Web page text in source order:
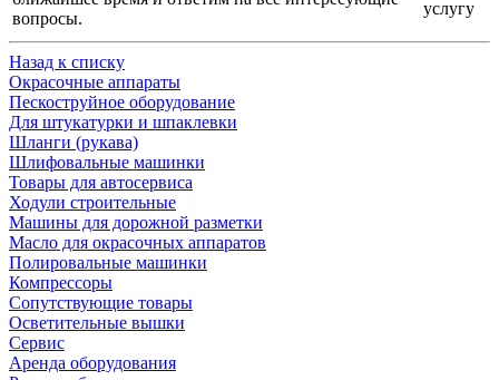
вопросы.
услугу
Назад к списку
Окрасочные аппараты
Пескоструйное оборудование
Для штукатурки и шпаклевки
Шланги (рукава)
Шлифовальные машинки
Товары для автосервиса
Ходули строительные
Машины для дорожной разметки
Масло для окрасочных аппаратов
Полировальные машинки
Компрессоры
Сопутствующие товары
Осветительные вышки
Сервис
Аренда оборудования